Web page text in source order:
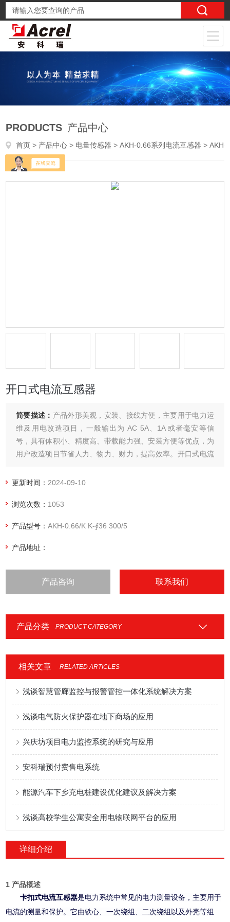
PRODUCTS 产品中心
首页 > 产品中心 > 电量传感器 >AKH-0.66系列电流互感器 > AKH-0.66/K K-∮36 300/5开口式电流互感器
开口式电流互感器
简要描述： 产品外形美观，安装、接线方便，主要用于电力运
维及用电改造项目，一般输出为 AC 5A、1A 或者毫安等信
号，具有体积小、精度高、带载能力强、安装方便等优点，为
用户改造项目节省人力、物力、财力，提高效率。开口式电流
更新时间： 2024-09-10
浏览次数： 1053
产品型号：AKH-0.66/K K-∮36 300/5
产品地址：
产品咨询 联系我们
产品分类 PRODUCT CATEGORY
相关文章 RELATED ARTICLES
浅谈智慧管廊监控与报警管控一体化系统解决方案
浅谈电气防火保护器在地下商场的应用
兴庆坊项目电力监控系统的研究与应用
安科瑞预付费售电系统
能源汽车下乡充电桩建设优化建议及解决方案
浅谈高校学生公寓安全用电物联网平台的应用
详细介绍
1 产品概述
卡扣式电流互感器是电力系统中常见的电力测量设备，主要用于
电流的测量和保护。它由铁心、一次绕组、二次绕组以及外壳等组